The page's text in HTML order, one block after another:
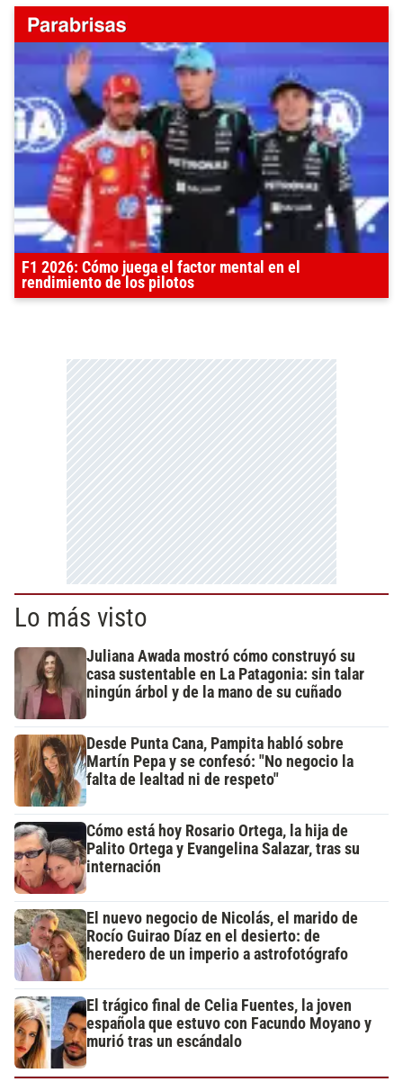
F1 2026: Cómo juega el factor mental en el
rendimiento de los pilotos
Lo más visto
Juliana Awada mostró cómo construyó su
casa sustentable en La Patagonia: sin talar
ningún árbol y de la mano de su cuñado
Desde Punta Cana, Pampita habló sobre
Martín Pepa y se confesó: "No negocio la
falta de lealtad ni de respeto"
Cómo está hoy Rosario Ortega, la hija de
Palito Ortega y Evangelina Salazar, tras su
internación
El nuevo negocio de Nicolás, el marido de
Rocío Guirao Díaz en el desierto: de
heredero de un imperio a astrofotógrafo
El trágico final de Celia Fuentes, la joven
española que estuvo con Facundo Moyano y
murió tras un escándalo